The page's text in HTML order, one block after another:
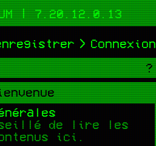
| 7.20.12.0.13
Connexion
de lire les
ici.